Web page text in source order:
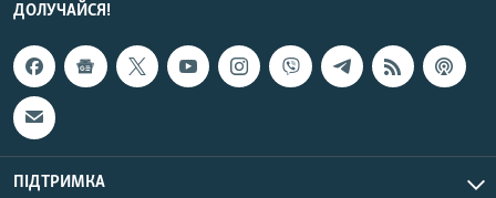
ДОЛУЧАЙСЯ!
ПІДТРИМКА